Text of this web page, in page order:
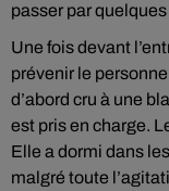
passer par
Une fois devant
prévenir le
d’abord cru à une
est pris en charge.
Elle a dormi dans
malgré toute